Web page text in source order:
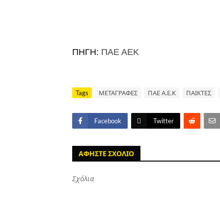
ΠΗΓΗ: ΠΑΕ ΑΕΚ
Tags ΜΕΤΑΓΡΑΦΕΣ ΠΑΕ Α.Ε.Κ ΠΑΙΚΤΕΣ
Facebook Twitter
ΑΦΗΣΤΕ ΣΧΟΛΙΟ
Σχόλια